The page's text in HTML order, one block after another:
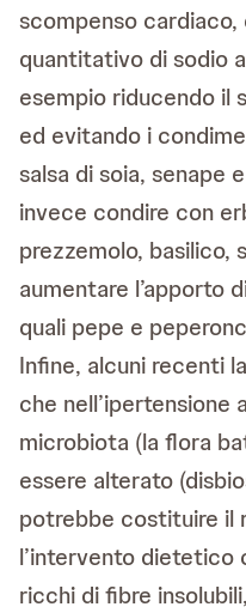
scompenso
quantitativo di sodio
esempio riducendo il
ed evitando i
salsa di soia, senape
invece condire con
prezzemolo, basilico,
aumentare l’apporto
quali pepe e
Infine, alcuni recenti
che nell’ipertensione
microbiota (la flora
essere alterato
potrebbe costituire il
l’intervento dietetico
ricchi di fibre